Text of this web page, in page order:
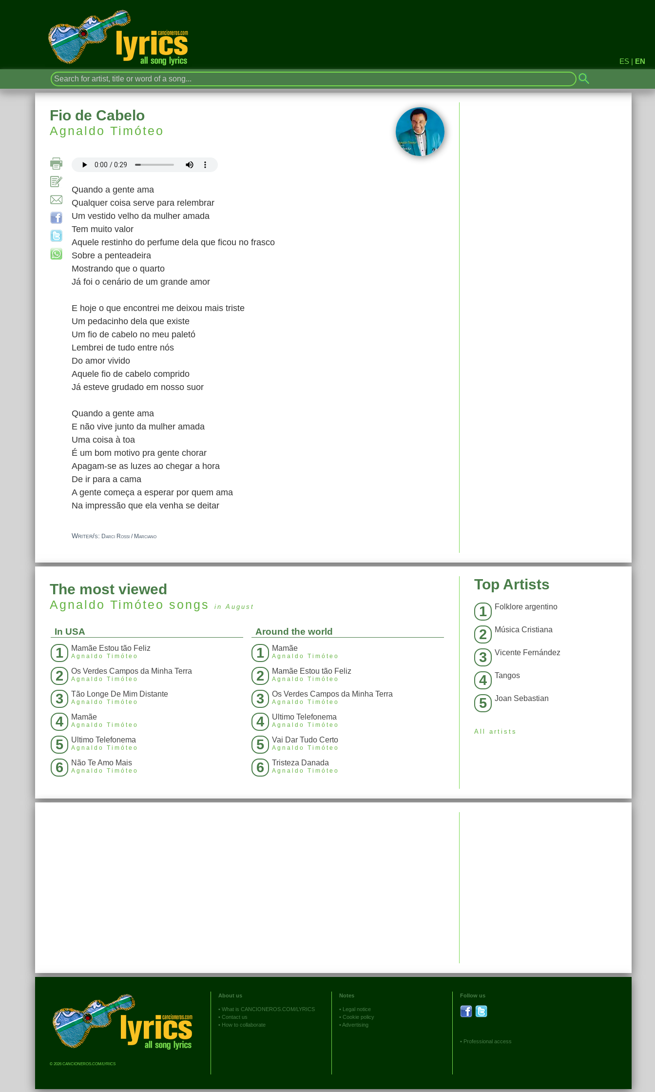
ES | EN
Fio de Cabelo
Agnaldo Timóteo
Quando a gente ama
Qualquer coisa serve para relembrar
Um vestido velho da mulher amada
Tem muito valor
Aquele restinho do perfume dela que ficou no frasco
Sobre a penteadeira
Mostrando que o quarto
Já foi o cenário de um grande amor
E hoje o que encontrei me deixou mais triste
Um pedacinho dela que existe
Um fio de cabelo no meu paletó
Lembrei de tudo entre nós
Do amor vivido
Aquele fio de cabelo comprido
Já esteve grudado em nosso suor
Quando a gente ama
E não vive junto da mulher amada
Uma coisa à toa
É um bom motivo pra gente chorar
Apagam-se as luzes ao chegar a hora
De ir para a cama
A gente começa a esperar por quem ama
Na impressão que ela venha se deitar
Writer/s: Darci Rossi / Marciano
The most viewed
Agnaldo Timóteo songs in August
In USA
1 Mamãe Estou tão Feliz
Agnaldo Timóteo
2 Os Verdes Campos da Minha Terra
Agnaldo Timóteo
3 Tão Longe De Mim Distante
Agnaldo Timóteo
4 Mamãe
Agnaldo Timóteo
5 Ultimo Telefonema
Agnaldo Timóteo
6 Não Te Amo Mais
Agnaldo Timóteo
Around the world
1 Mamãe
Agnaldo Timóteo
2 Mamãe Estou tão Feliz
Agnaldo Timóteo
3 Os Verdes Campos da Minha Terra
Agnaldo Timóteo
4 Ultimo Telefonema
Agnaldo Timóteo
5 Vai Dar Tudo Certo
Agnaldo Timóteo
6 Tristeza Danada
Agnaldo Timóteo
Top Artists
1 Folklore argentino
2 Música Cristiana
3 Vicente Fernández
4 Tangos
5 Joan Sebastian
All artists
© 2026 CANCIONEROS.COM/LYRICS
About us
• What is CANCIONEROS.COM/LYRICS
• Contact us
• How to collaborate
Notes
• Legal notice
• Cookie policy
•Advertising
Follow us
• Professional access